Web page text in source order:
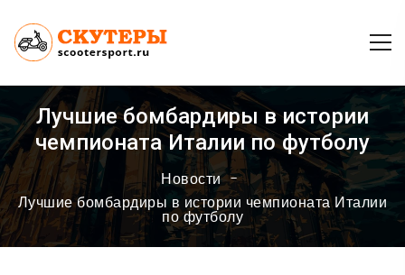
Лучшие бомбардиры в истории
чемпионата Италии по футболу
Новости
Лучшие бомбардиры в истории чемпионата Италии
по футболу